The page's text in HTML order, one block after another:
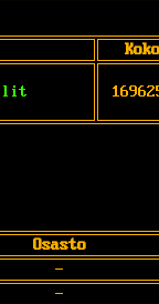
Koko
Osasto
-
-